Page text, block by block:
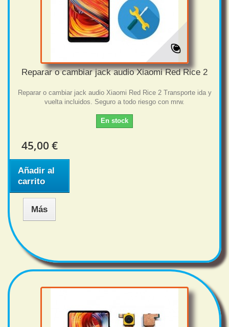
Reparar o cambiar jack audio Xiaomi Red Rice 2
Reparar o cambiar jack audio Xiaomi Red Rice 2 Transporte ida y
vuelta incluidos. Seguro a todo riesgo con mrw.
En stock
45,00 €
Añadir al
carrito
Más